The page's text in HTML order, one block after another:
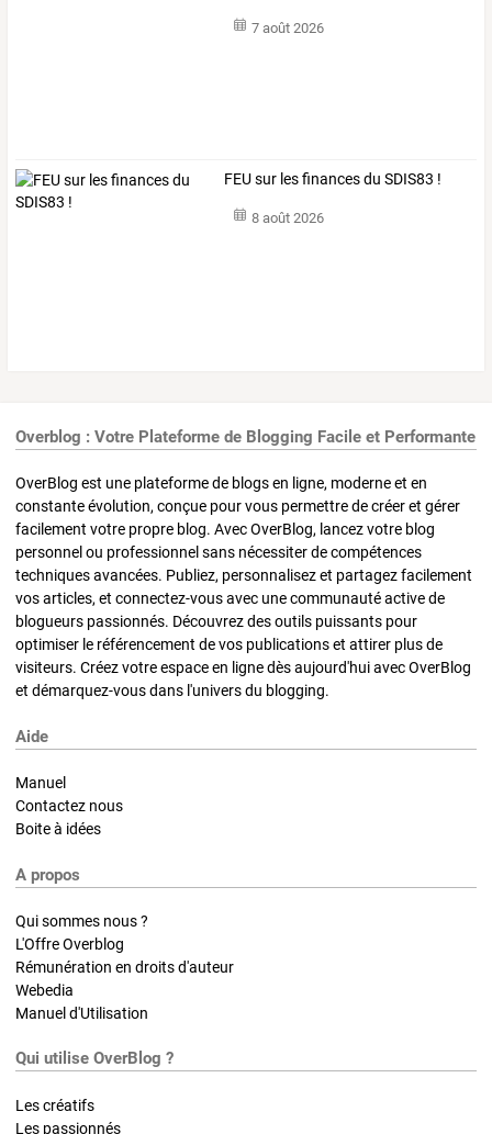
7 août 2026
FEU sur les finances du SDIS83 !
8 août 2026
Overblog : Votre Plateforme de Blogging Facile et Performante
OverBlog est une plateforme de blogs en ligne, moderne et en
constante évolution, conçue pour vous permettre de créer et gérer
facilement votre propre blog. Avec OverBlog, lancez votre blog
personnel ou professionnel sans nécessiter de compétences
techniques avancées. Publiez, personnalisez et partagez facilement
vos articles, et connectez-vous avec une communauté active de
blogueurs passionnés. Découvrez des outils puissants pour
optimiser le référencement de vos publications et attirer plus de
visiteurs. Créez votre espace en ligne dès aujourd'hui avec OverBlog
et démarquez-vous dans l'univers du blogging.
Aide
Manuel
Contactez nous
Boite à idées
A propos
Qui sommes nous ?
L'Offre Overblog
Rémunération en droits d'auteur
Webedia
Manuel d'Utilisation
Qui utilise OverBlog ?
Les créatifs
Les passionnés